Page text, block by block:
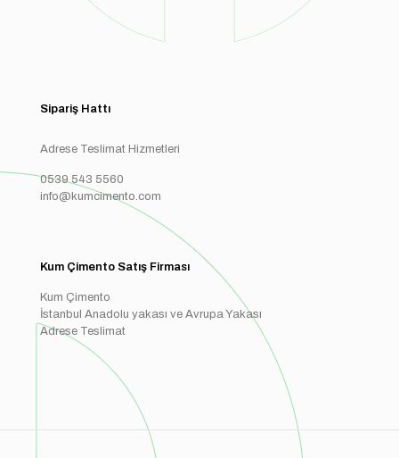
Sipariş Hattı
Adrese Teslimat Hizmetleri
0539 543 5560
info@kumcimento.com
Kum Çimento Satış Firması
Kum Çimento
İstanbul Anadolu yakası ve Avrupa Yakası
Adrese Teslimat